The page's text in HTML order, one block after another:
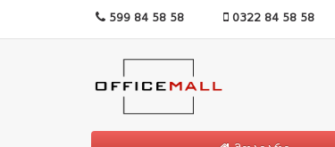
599 84 58 58 0322 84 58 58